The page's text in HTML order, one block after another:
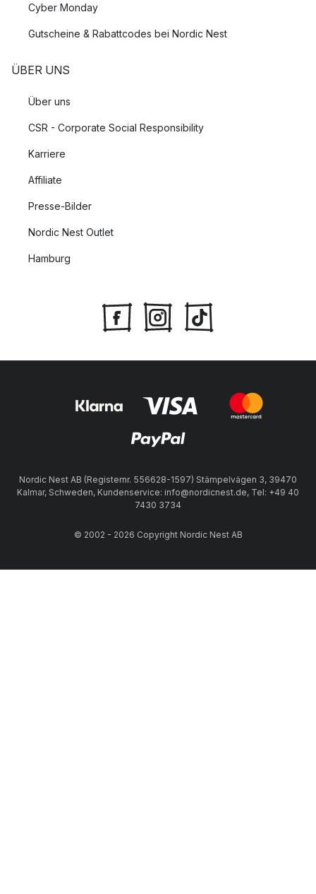
Cyber Monday
Gutscheine & Rabattcodes bei Nordic Nest
ÜBER UNS
Über uns
CSR - Corporate Social Responsibility
Karriere
Affiliate
Presse-Bilder
Nordic Nest Outlet
Hamburg
Nordic Nest AB (Registernr. 556628-1597) Stämpelvägen 3, 39470
Kalmar, Schweden, Kundenservice: info@nordicnest.de, Tel: +49 40
7430 3734
© 2002 - 2026 Copyright Nordic Nest AB